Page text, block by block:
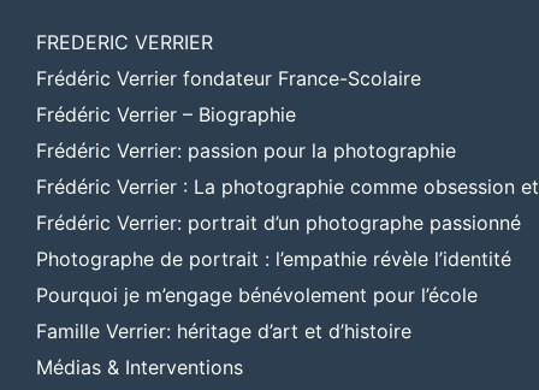
FREDERIC VERRIER
Frédéric Verrier fondateur France-Scolaire
Frédéric Verrier – Biographie
Frédéric Verrier: passion pour la photographie
Frédéric Verrier : La photographie comme obsession
Frédéric Verrier: portrait d’un photographe passionné
Photographe de portrait : l’empathie révèle l’identité
Pourquoi je m’engage bénévolement pour l’école
Famille Verrier: héritage d’art et d’histoire
Médias & Interventions